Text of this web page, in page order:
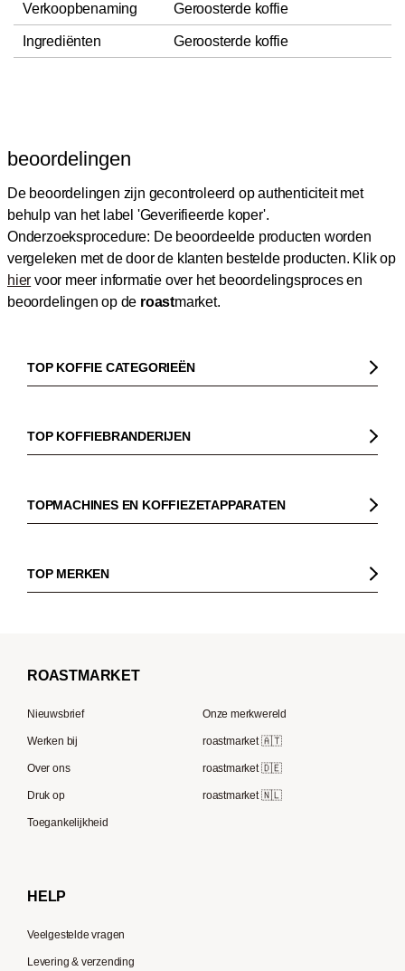
Verkoopbenaming Geroosterde koffie
Ingrediënten Geroosterde koffie
beoordelingen
De beoordelingen zijn gecontroleerd op authenticiteit met
behulp van het label 'Geverifieerde koper'.
Onderzoeksprocedure: De beoordeelde producten worden
vergeleken met de door de klanten bestelde producten. Klik op
hier voor meer informatie over het beoordelingsproces en
beoordelingen op de roastmarket.
TOP KOFFIE CATEGORIEËN
Koffiebonen
Biologische koffie
Espresso
French Press koffie
TOP KOFFIEBRANDERIJEN
Dinzler
Elbgold
Tre Forze
Lavazza
Berliner Kaffeerösterei
Speicherstadt Kaffee
Supremo
TOPMACHINES EN KOFFIEZETAPPARATEN
Pistonmachines
Filter koffiezetapparaten
TOP MERKEN
Moccamaster
ROASTMARKET
Nieuwsbrief
Werken bij
Over ons
Druk op
Toegankelijkheid
Onze merkwereld
roastmarket 🇦🇹
roastmarket 🇩🇪
roastmarket 🇳🇱
HELP
Veelgestelde vragen
Levering & verzending